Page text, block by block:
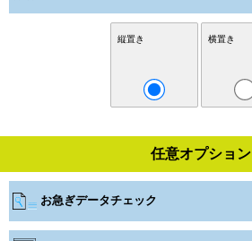
縦置き 横置き
任意オプション
お急ぎデータチェック